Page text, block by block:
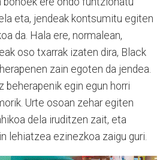
eta, jendeak kontsumitu egiten
da. Hala ere, normalean,
oso txarrak izaten dira, Black
zain egoten da jendea.
beherapenik egin egun horri
Urte osoan zehar egiten
dela iruditzen zait, eta
lehiatzea ezinezkoa zaigu guri.